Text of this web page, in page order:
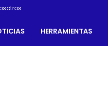
HERRAMIENTAS